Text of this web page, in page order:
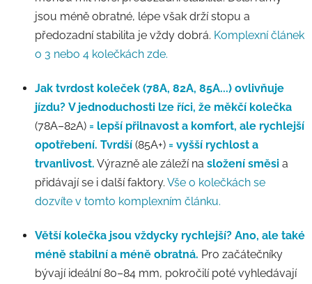
jsou méně obratné, lépe však drží stopu a
předozadní stabilita je vždy dobrá. Komplexní článek
o 3 nebo 4 kolečkách zde.
Jak tvrdost koleček (78A, 82A, 85A...) ovlivňuje
jízdu? V jednoduchosti lze říci, že měkčí kolečka
(78A–82A) = lepší přilnavost a komfort, ale rychlejší
opotřebení. Tvrdší (85A+) = vyšší rychlost a
trvanlivost. Výrazně ale záleží na složení směsi a
přidávají se i další faktory. Vše o kolečkách se
dozvíte v tomto komplexním článku.
Větší kolečka jsou vždycky rychlejší? Ano, ale také
méně stabilní a méně obratná. Pro začátečníky
bývají ideální 80–84 mm, pokročilí poté vyhledávají